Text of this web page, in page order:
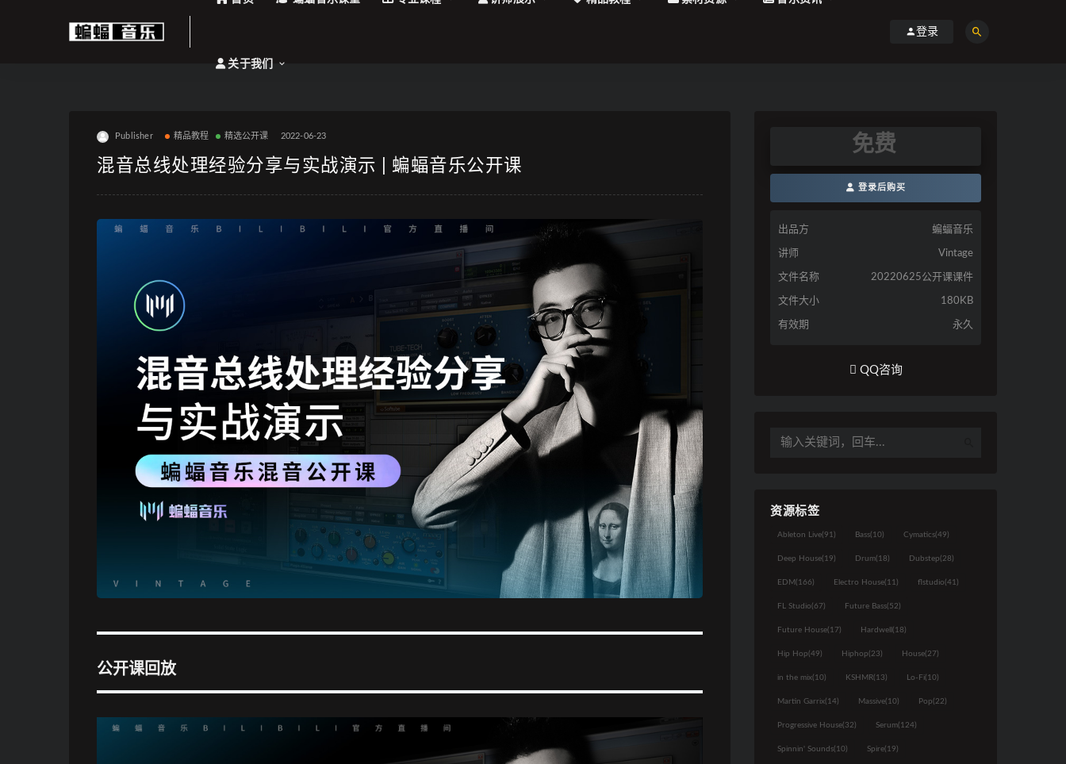
关于我们
登录
Publisher 精品教程 精选公开课 2022-06-23
混音总线处理经验分享与实战演示 | 蝙蝠音乐公开课
公开课回放
免费
登录后购买
出品方 蝙蝠音乐
讲师 Vintage
文件名称 20220625公开课课件
文件大小 180KB
有效期 永久
QQ咨询
资源标签
Ableton Live(91) Bass(10) Cymatics(49)
Deep House(19) Drum(18) Dubstep(28)
EDM(166) Electro House(11) flstudio(41)
FL Studio(67) Future Bass(52)
Future House(17) Hardwell (18)
Hip Hop(49) Hiphop(23) House(27)
in the mix(10) KSHMR(13) Lo-Fi(10)
Martin Garrix(14) Massive(10) Pop(22)
Progressive House(32) Serum(124)
Spinnin' Sounds(10) Spire(19)